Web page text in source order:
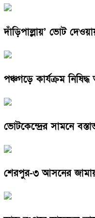
দাঁড়িপাল্লায়’ ভোট
পঞ্চগড়ে কার্যক্রম
ভোটকেন্দ্রের সামনে
শেরপুর-৩ আসনের